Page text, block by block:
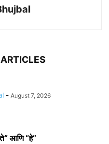
- August 7, 2026
आणि “हे”